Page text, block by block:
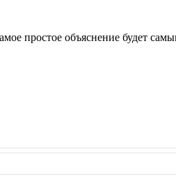
простое объяснение будет